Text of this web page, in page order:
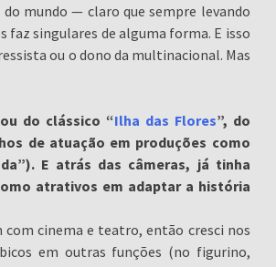
mundo — claro que sempre levando
faz singulares de alguma forma. E isso
ou o dono da multinacional. Mas
do clássico “Ilha das Flores”, do
de atuação em produções como
E atrás das câmeras, já tinha
atrativos em adaptar a história
cinema e teatro, então cresci nos
em outras funções (no figurino,